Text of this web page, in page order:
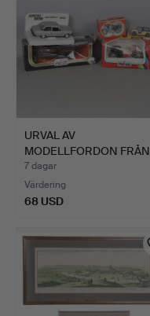
URVAL AV
MODELLFORDON FRÅN
POLISTIL (5).
7 dagar
Värdering
68 USD